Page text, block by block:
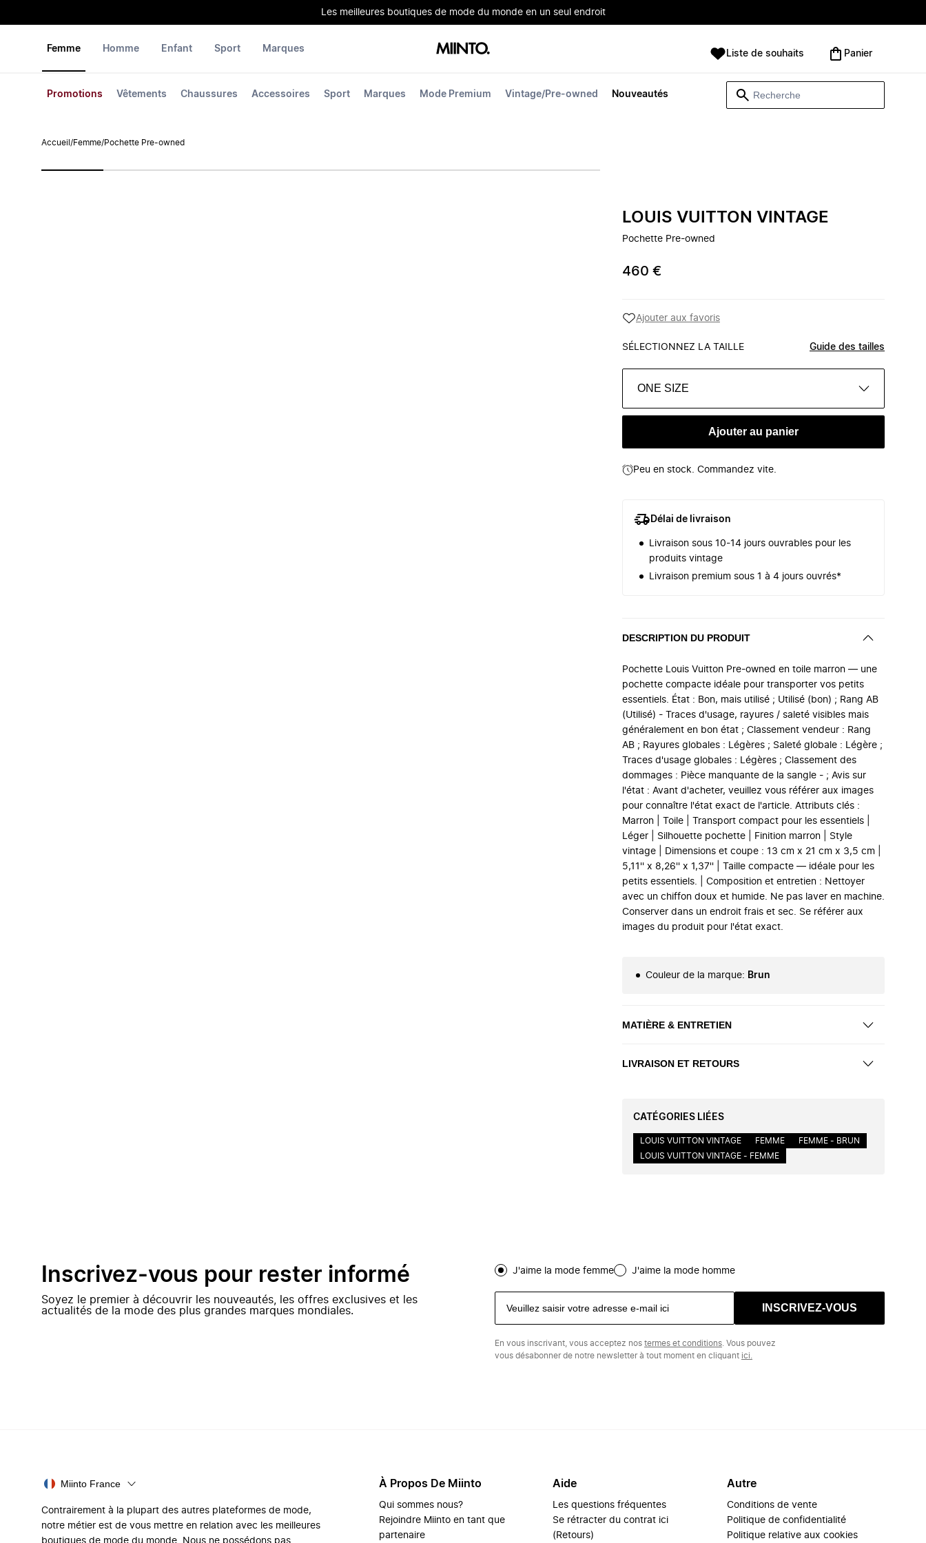
Les meilleures boutiques de mode du monde en un seul endroit
Femme
Promotions Vêtements Chaussures Accessoires Sport Marques Mode Premium Vintage/Pre-owned Nouveautés
Homme Enfant Sport Marques Liste de souhaits Panier
Accueil /Femme/Pochette Pre-owned
LOUIS VUITTON VINTAGE
Pochette Pre-owned
460 €
Ajouter aux favoris
SÉLECTIONNEZ LA TAILLE Guide des tailles
ONE SIZE
Ajouter au panier
Peu en stock. Commandez vite.
Délai de livraison
Livraison sous 10-14 jours ouvrables pour les
produits vintage
Livraison premium sous 1 à 4 jours ouvrés*
DESCRIPTION DU PRODUIT
Pochette Louis Vuitton Pre-owned en toile marron — une
pochette compacte idéale pour transporter vos petits
essentiels. État : Bon, mais utilisé ; Utilisé (bon) ; Rang AB
(Utilisé) - Traces d'usage, rayures / saleté visibles mais
généralement en bon état ; Classement vendeur : Rang
AB ; Rayures globales : Légères ; Saleté globale : Légère ;
Traces d'usage globales : Légères ; Classement des
dommages : Pièce manquante de la sangle - ; Avis sur
l'état : Avant d'acheter, veuillez vous référer aux images
pour connaître l'état exact de l'article. Attributs clés :
Marron | Toile | Transport compact pour les essentiels |
Léger | Silhouette pochette | Finition marron | Style
vintage | Dimensions et coupe : 13 cm x 21 cm x 3,5 cm |
5,11'' x 8,26'' x 1,37'' | Taille compacte — idéale pour les
petits essentiels. | Composition et entretien : Nettoyer
avec un chiffon doux et humide. Ne pas laver en machine.
Conserver dans un endroit frais et sec. Se référer aux
images du produit pour l'état exact.
Couleur de la marque: Brun
MATIÈRE & ENTRETIEN
LIVRAISON ET RETOURS
CATÉGORIES LIÉES
LOUIS VUITTON VINTAGE FEMME
FEMME - BRUN
LOUIS VUITTON VINTAGE - FEMME
Inscrivez-vous pour rester informé
Soyez le premier à découvrir les nouveautés, les offres exclusives et les
actualités de la mode des plus grandes marques mondiales.
J'aime la mode femme J'aime la mode homme
INSCRIVEZ-VOUS
En vous inscrivant, vous acceptez nos termes et conditions . Vous pouvez
vous désabonner de notre newsletter à tout moment en cliquant ici.
Miinto France
Contrairement à la plupart des autres plateformes de mode,
notre métier est de vous mettre en relation avec les meilleures
boutiques de mode du monde. Nous ne possédons pas
À Propos De Miinto
Qui sommes nous?
Rejoindre Miinto en tant que
partenaire
Aide
Les questions fréquentes
Se rétracter du contrat ici
(Retours)
Autre
Conditions de vente
Politique de confidentialité
Politique relative aux cookies